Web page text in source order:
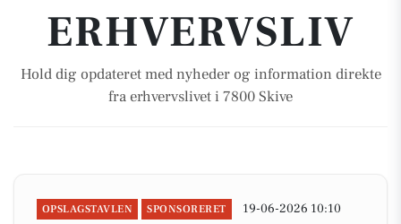
ERHVERVSLIV
Hold dig opdateret med nyheder og information direkte
fra erhvervslivet i 7800 Skive
OPSLAGSTAVLEN SPONSORERET 19-06-2026 10:10